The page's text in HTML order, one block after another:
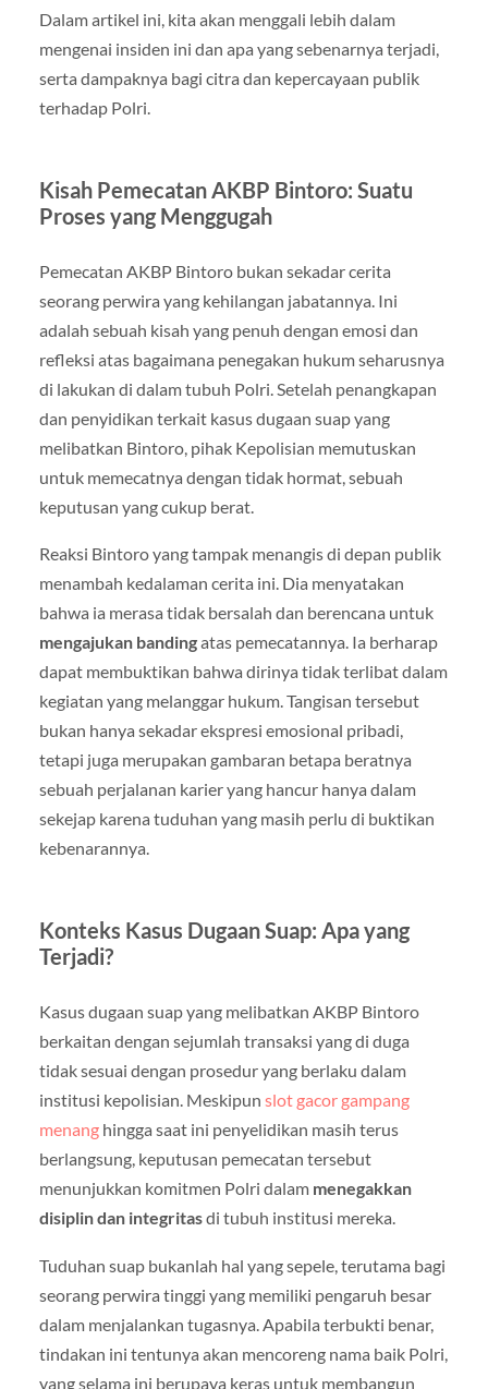
Dalam artikel ini, kita akan menggali lebih dalam
mengenai insiden ini dan apa yang sebenarnya terjadi,
serta dampaknya bagi citra dan kepercayaan publik
terhadap Polri.
Kisah Pemecatan AKBP Bintoro: Suatu
Proses yang Menggugah
Pemecatan AKBP Bintoro bukan sekadar cerita
seorang perwira yang kehilangan jabatannya. Ini
adalah sebuah kisah yang penuh dengan emosi dan
refleksi atas bagaimana penegakan hukum seharusnya
di lakukan di dalam tubuh Polri. Setelah penangkapan
dan penyidikan terkait kasus dugaan suap yang
melibatkan Bintoro, pihak Kepolisian memutuskan
untuk memecatnya dengan tidak hormat, sebuah
keputusan yang cukup berat.
Reaksi Bintoro yang tampak menangis di depan publik
menambah kedalaman cerita ini. Dia menyatakan
bahwa ia merasa tidak bersalah dan berencana untuk
mengajukan bandingatas pemecatannya. Ia berharap
dapat membuktikan bahwa dirinya tidak terlibat dalam
kegiatan yang melanggar hukum. Tangisan tersebut
bukan hanya sekadar ekspresi emosional pribadi,
tetapi juga merupakan gambaran betapa beratnya
sebuah perjalanan karier yang hancur hanya dalam
sekejap karena tuduhan yang masih perlu di buktikan
kebenarannya.
Konteks Kasus Dugaan Suap: Apa yang
Terjadi?
Kasus dugaan suap yang melibatkan AKBP Bintoro
berkaitan dengan sejumlah transaksi yang di duga
tidak sesuai dengan prosedur yang berlaku dalam
institusi kepolisian. Meskipun slot gacor gampang
menanghingga saat ini penyelidikan masih terus
berlangsung, keputusan pemecatan tersebut
menunjukkan komitmen Polri dalam menegakkan
disiplin dan integritasdi tubuh institusi mereka.
Tuduhan suap bukanlah hal yang sepele, terutama bagi
seorang perwira tinggi yang memiliki pengaruh besar
dalam menjalankan tugasnya. Apabila terbukti benar,
tindakan ini tentunya akan mencoreng nama baik Polri,
yang selama ini berupaya keras untuk membangun